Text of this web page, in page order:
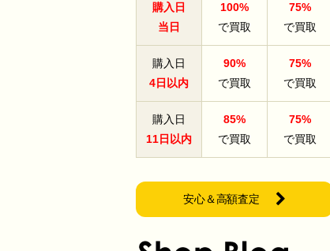
購入日
当日
100%
で買取
75%
で買取
購入日
4日以内
90%
で買取
75%
で買取
購入日
11日以内
85%
で買取
75%
で買取
安心＆高額査定